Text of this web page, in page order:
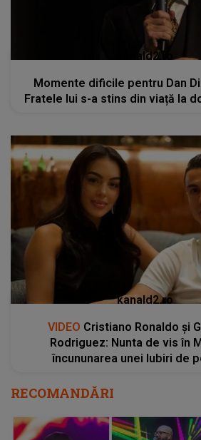
kanald2.ro
Momente dificile pentru Dan
Fratele lui s-a stins din viață la
kanald2.ro
VIDEO Cristiano Ronaldo și
Rodriguez: Nunta de vis în
încununarea unei Iubiri de
RECOMANDĂRI